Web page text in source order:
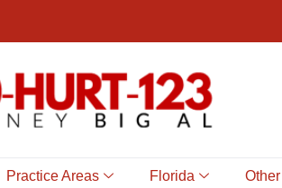
Practice Areas Florida